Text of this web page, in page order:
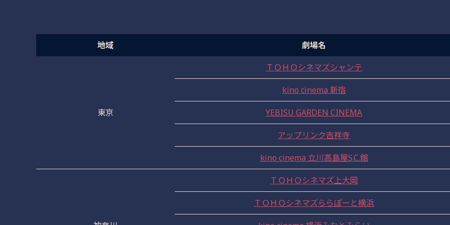
地域 劇場名
東京
ＴＯＨＯシネマズシャンテ
kino cinema 新宿
YEBISU GARDEN CINEMA
アップリンク吉祥寺
kino cinema 立川高島屋S.C.館
ＴＯＨＯシネマズ上大岡
ＴＯＨＯシネマズららぽーと横浜